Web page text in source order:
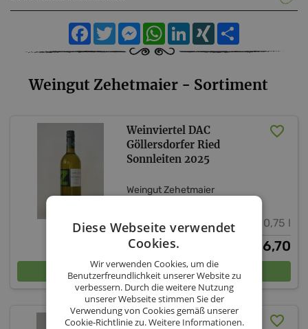
FacebookTwitterMessengerWhatsApp
LinkedIn
XING
Weingut Zehetmaier - Sortiment
Weinviertel DAC
Göllersdorfer Ried
Sonnleiten 2025
Weingut Zehetmaier
0,75 l
6,70
In den Warenkorb
Weinviertel DAC
Diese Webseite verwendet
Cookies.
Wir verwenden Cookies, um die
Benutzerfreundlichkeit unserer Website zu
verbessern. Durch die weitere Nutzung
unserer Webseite stimmen Sie der
Verwendung von Cookies gemäß unserer
Cookie-Richtlinie zu.Weitere Informationen.